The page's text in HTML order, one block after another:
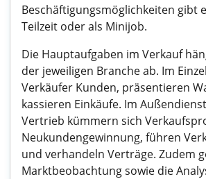
Beschäftigungsmöglichkeiten gibt
Teilzeit oder als Minijob.
Die Hauptaufgaben im Verkauf
der jeweiligen Branche ab. Im
Verkäufer Kunden, präsentieren
kassieren Einkäufe. Im
Vertrieb kümmern sich
Neukundengewinnung, führen
und verhandeln Verträge. Zudem
Marktbeobachtung sowie die